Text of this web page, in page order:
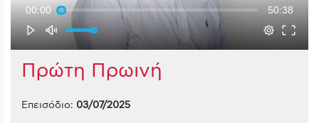
00:00 50:38
Πρώτη Πρωινή
Επεισόδιο: 03/07/2025